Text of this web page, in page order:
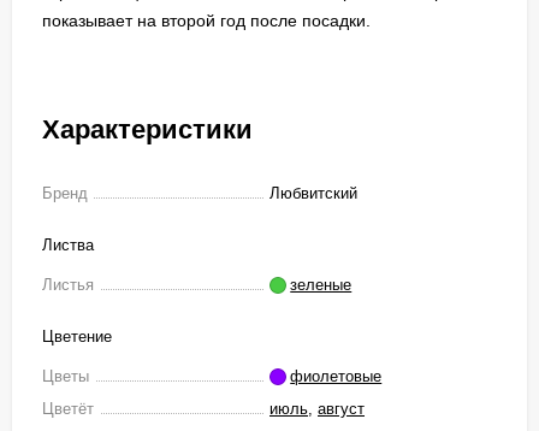
показывает на второй год после посадки.
Характеристики
Бренд Любвитский
Листва
Листья зеленые
Цветение
Цветы
фиолетовые
Цветёт
июль, август